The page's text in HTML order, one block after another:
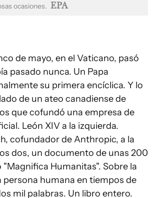
ocasiones. EPA
de mayo, en el Vaticano, pasó
pasado nunca. Un Papa
su primera encíclica. Y lo
de un ateo canadiense de
que cofundó una empresa de
León XIV a la izquierda.
cofundador de Anthropic, a la
dos, un documento de unas 200
Humanitas". Sobre la
persona humana en tiempos de
mil palabras. Un libro entero.